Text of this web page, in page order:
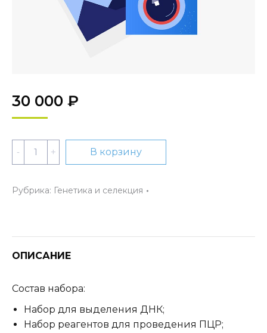
30 000 ₽
Количество
Набор
детям
в
хлебной
В корзину
Рубрика: Генетика и селекция
ОПИСАНИЕ
Состав набора:
Набор для выделения ДНК;
Набор реагентов для проведения ПЦР;